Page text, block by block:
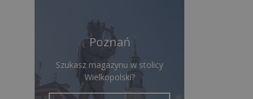
Poznań
Szukasz magazynu w stolicy
Wielkopolski?